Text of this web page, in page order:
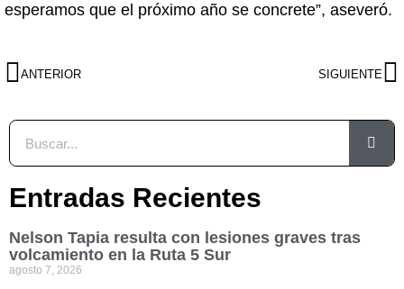
esperamos que el próximo año se concrete”, aseveró.
ANTERIOR SIGUIENTE
Entradas Recientes
Nelson Tapia resulta con lesiones graves tras
volcamiento en la Ruta 5 Sur
agosto 7, 2026